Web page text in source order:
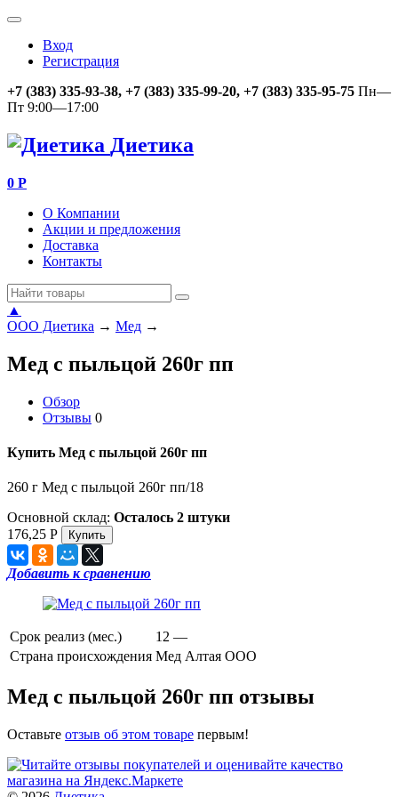
Вход
Регистрация
+7 (383) 335-93-38, +7 (383) 335-99-20, +7 (383) 335-95-75 Пн—
Пт 9:00—17:00
Диетика
0 Р
О Компании
Акции и предложения
Доставка
Контакты
▲
ООО Диетика → Мед →
Мед с пыльцой 260г пп
Обзор
Отзывы 0
Купить Мед с пыльцой 260г пп
260 г Мед с пыльцой 260г пп/18
Основной склад: Осталось 2 штуки
176,25 Р
Добавить к сравнению
Срок реализ (мес.)
12 —
Страна происхождения Мед Алтая ООО
Мед с пыльцой 260г пп отзывы
Оставьте отзыв об этом товаре первым!